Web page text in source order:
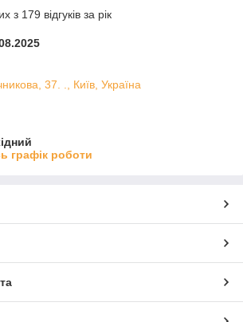
з 179 відгуків за рік
37. ., Київ, Україна
графік роботи